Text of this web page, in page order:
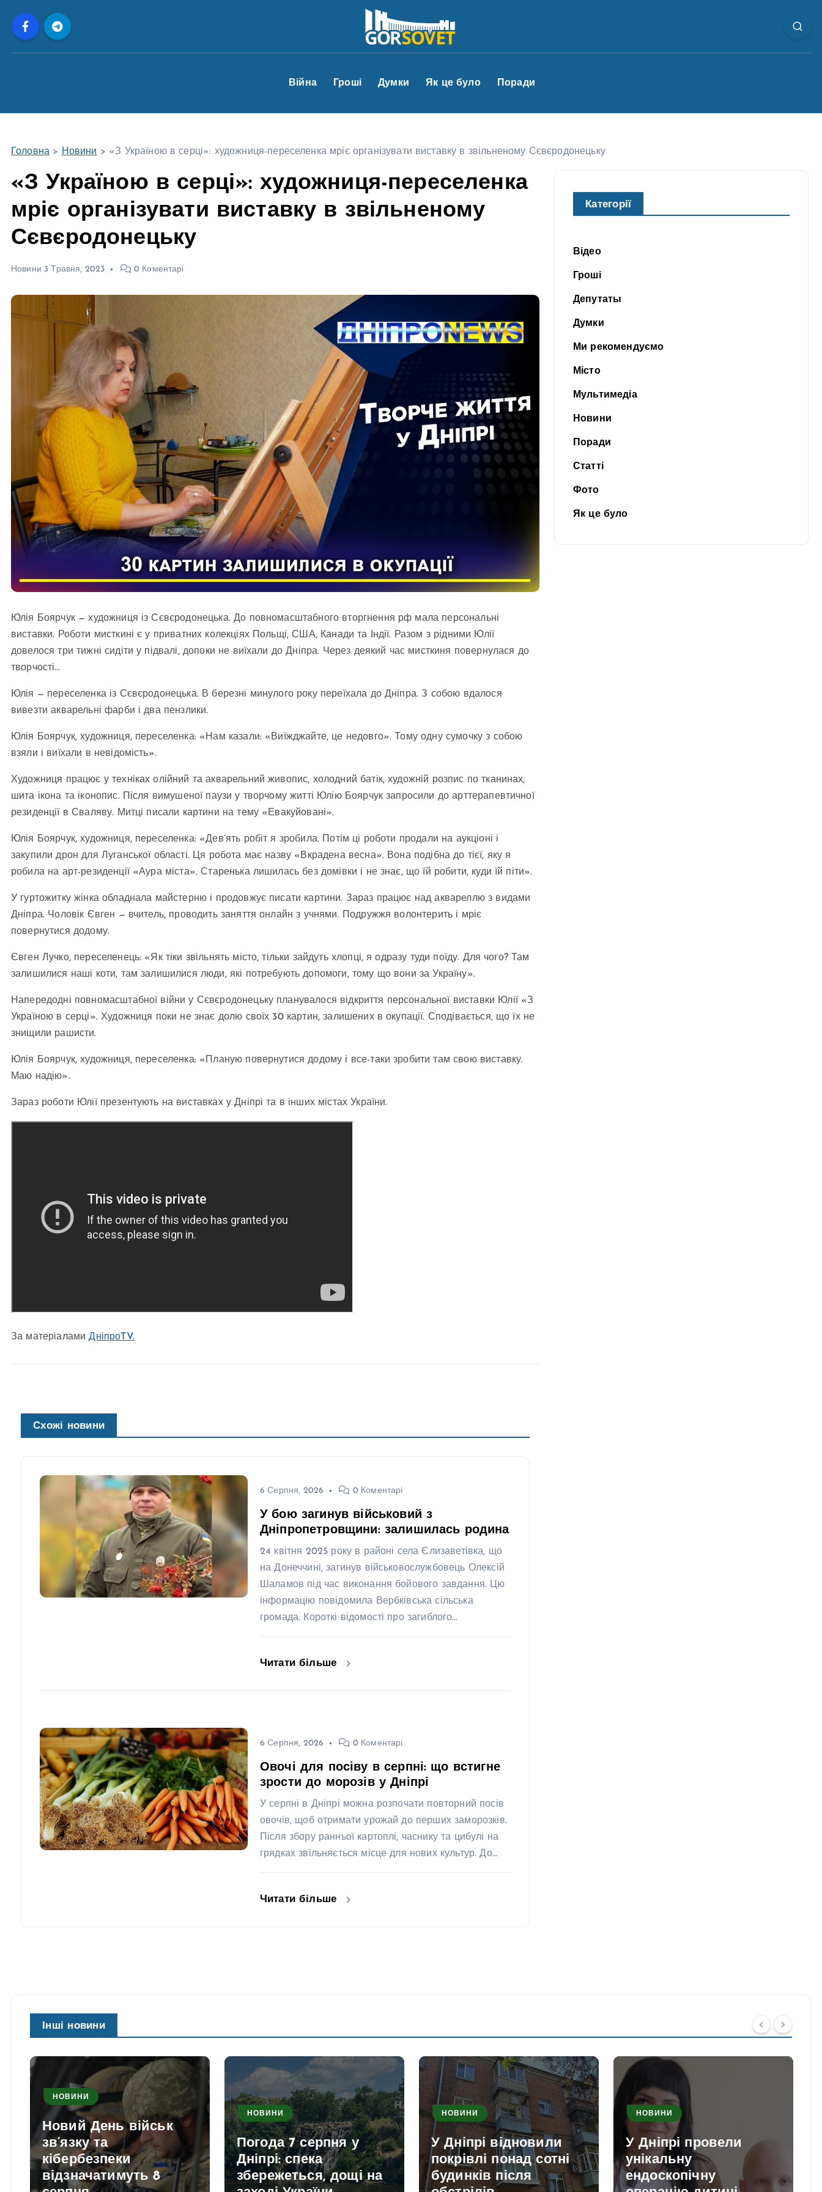
Війна Гроші Думки Як це було Поради
Головна > Новини > «З Україною в серці»: художниця-переселенка мріє організувати виставку в звільненому Сєвєродонецьку
«З Україною в серці»: художниця-переселенка
мріє організувати виставку в звільненому
Сєвєродонецьку
Новини 3 Травня, 2023 0 Коментарі
Юлія Боярчук — художниця із Сєвєродонецька. До повномасштабного вторгнення рф мала персональні
виставки. Роботи мисткині є у приватних колекціях Польщі, США, Канади та Індії. Разом з рідними Юлії
довелося три тижні сидіти у підвалі, допоки не виїхали до Дніпра. Через деякий час мисткиня повернулася до
творчості…
Юлія — переселенка із Сєвєродонецька. В березні минулого року переїхала до Дніпра. З собою вдалося
вивезти акварельні фарби і два пензлики.
Юлія Боярчук, художниця, переселенка: «Нам казали: «Виїжджайте, це недовго». Тому одну сумочку з собою
взяли і виїхали в невідомість».
Художниця працює у техніках олійний та акварельний живопис, холодний батік, художній розпис по тканинах,
шита ікона та іконопис. Після вимушеної паузи у творчому житті Юлію Боярчук запросили до арттерапевтичної
резиденції в Сваляву. Митці писали картини на тему «Евакуйовані».
Юлія Боярчук, художниця, переселенка: «Дев’ять робіт я зробила. Потім ці роботи продали на аукціоні і
закупили дрон для Луганської області. Ця робота має назву «Вкрадена весна». Вона подібна до тієї, яку я
робила на арт-резиденції «Аура міста». Старенька лишилась без домівки і не знає, що їй робити, куди їй піти».
У гуртожитку жінка обладнала майстерню і продовжує писати картини. Зараз працює над аквареллю з видами
Дніпра. Чоловік Євген — вчитель, проводить заняття онлайн з учнями. Подружжя волонтерить і мріє
повернутися додому.
Євген Лучко, переселенець: «Як тіки звільнять місто, тільки зайдуть хлопці, я одразу туди поїду. Для чого? Там
залишилися наші коти, там залишилися люди, які потребують допомоги, тому що вони за Україну».
Напередодні повномасштабної війни у Сєвєродонецьку планувалося відкриття персональної виставки Юлії «З
Україною в серці». Художниця поки не знає долю своїх 30 картин, залишених в окупації. Сподівається, що їх не
знищили рашисти.
Юлія Боярчук, художниця, переселенка: «Планую повернутися додому і все-таки зробити там свою виставку.
Маю надію».
Зараз роботи Юлії презентують на виставках у Дніпрі та в інших містах України.
За матеріаламиДніпроTV.
Схожі новини
6 Серпня, 2026 0 Коментарі
У бою загинув військовий з
Дніпропетровщини: залишилась родина
24 квітня 2025 року в районі села Єлизаветівка, що
на Донеччині, загинув військовослужбовець Олексій
Шаламов під час виконання бойового завдання. Цю
інформацію повідомила Вербківська сільська
громада. Короткі відомості про загиблого…
Читати більше
6 Серпня, 2026 0 Коментарі
Овочі для посіву в серпні: що встигне
зрости до морозів у Дніпрі
У серпні в Дніпрі можна розпочати повторний посів
овочів, щоб отримати урожай до перших заморозків.
Після збору ранньої картоплі, часнику та цибулі на
грядках звільняється місце для нових культур. До…
Читати більше
Категорії
Відео
Гроші
Депутаты
Думки
Ми рекомендуємо
Місто
Мультимедіа
Новини
Поради
Статті
Фото
Як це було
Інші новини
НОВИНИ
Новий День військ
зв’язку та
кібербезпеки
відзначатимуть 8
НОВИНИ
Погода 7 серпня у
Дніпрі: спека
збережеться, дощі на
НОВИНИ
У Дніпрі відновили
покрівлі понад сотні
будинків після
НОВИНИ
У Дніпрі провели
унікальну
ендоскопічну